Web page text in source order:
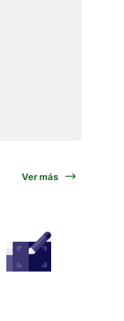
Ver más